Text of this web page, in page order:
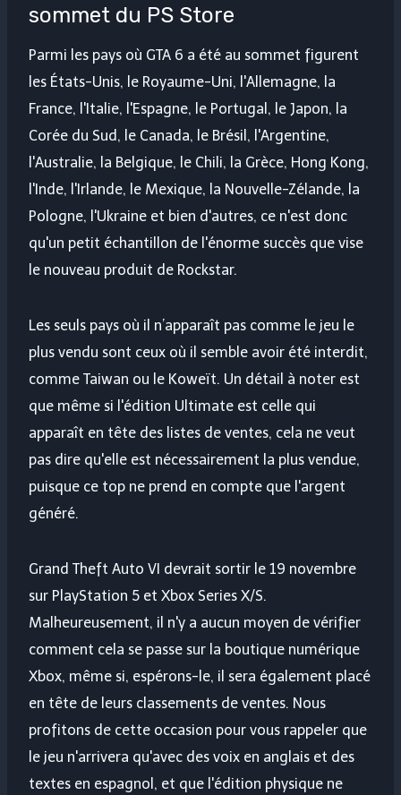
sommet du PS Store
Parmi les pays où GTA 6 a été au sommet figurent
les États-Unis, le Royaume-Uni, l'Allemagne, la
France, l'Italie, l'Espagne, le Portugal, le Japon, la
Corée du Sud, le Canada, le Brésil, l'Argentine,
l'Australie, la Belgique, le Chili, la Grèce, Hong Kong,
l'Inde, l'Irlande, le Mexique, la Nouvelle-Zélande, la
Pologne, l'Ukraine et bien d'autres, ce n'est donc
qu'un petit échantillon de l'énorme succès que vise
le nouveau produit de Rockstar.
Les seuls pays où il n’apparaît pas comme le jeu le
plus vendu sont ceux où il semble avoir été interdit,
comme Taiwan ou le Koweït. Un détail à noter est
que même si l'édition Ultimate est celle qui
apparaît en tête des listes de ventes, cela ne veut
pas dire qu'elle est nécessairement la plus vendue,
puisque ce top ne prend en compte que l'argent
généré.
Grand Theft Auto VI devrait sortir le 19 novembre
sur PlayStation 5 et Xbox Series X/S.
Malheureusement, il n'y a aucun moyen de vérifier
comment cela se passe sur la boutique numérique
Xbox, même si, espérons-le, il sera également placé
en tête de leurs classements de ventes. Nous
profitons de cette occasion pour vous rappeler que
le jeu n'arrivera qu'avec des voix en anglais et des
textes en espagnol, et que l'édition physique ne